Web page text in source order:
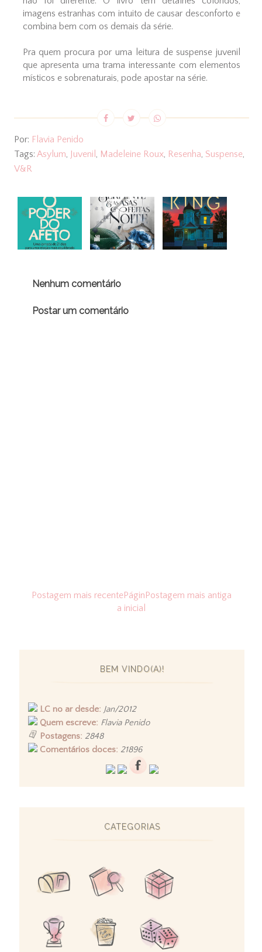
imagens estranhas com intuito de causar desconforto e
combina bem com os demais da série.
Pra quem procura por uma leitura de suspense juvenil
que apresenta uma trama interessante com elementos
místicos e sobrenaturais, pode apostar na série.
Por: Flavia Penido
Tags: Asylum, Juvenil , Madeleine Roux, Resenha, Suspense,
V&R
Nenhum comentário
Postar um comentário
Postagem mais recente Postagem mais antiga
Págin
a inicial
BEM VINDO(A)!
LC no ar desde: Jan/2012
Quem escreve: Flavia Penido
Postagens: 2848
Comentários doces: 21896
CATEGORIAS